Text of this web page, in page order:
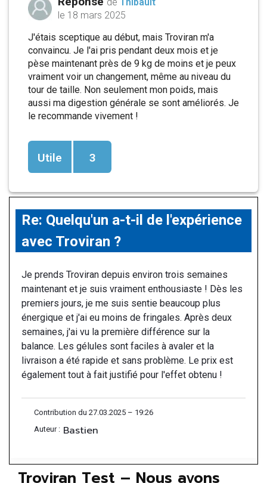
le 18 mars 2025
J'étais sceptique au début, mais Troviran m'a
convaincu. Je l'ai pris pendant deux mois et je
pèse maintenant près de 9 kg de moins et je peux
vraiment voir un changement, même au niveau du
tour de taille. Non seulement mon poids, mais
aussi ma digestion générale se sont améliorés. Je
le recommande vivement !
Utile 3
Re: Quelqu'un a-t-il de l'expérience
avec Troviran ?
Je prends Troviran depuis environ trois semaines
maintenant et je suis vraiment enthousiaste ! Dès les
premiers jours, je me suis sentie beaucoup plus
énergique et j'ai eu moins de fringales. Après deux
semaines, j'ai vu la première différence sur la
balance. Les gélules sont faciles à avaler et la
livraison a été rapide et sans problème. Le prix est
également tout à fait justifié pour l'effet obtenu !
Contribution du 27.03.2025 – 19:26
Auteur : Bastien
Troviran Test – Nous avons